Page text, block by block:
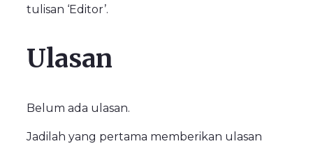
tulisan ‘Editor’.
Ulasan
Belum ada ulasan.
Jadilah yang pertama memberikan ulasan